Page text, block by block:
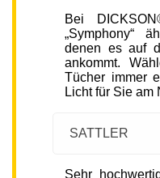
Bei
„Symphony“
denen es auf
ankommt.
Tücher immer
Licht für Sie am
SATTLER
Sehr